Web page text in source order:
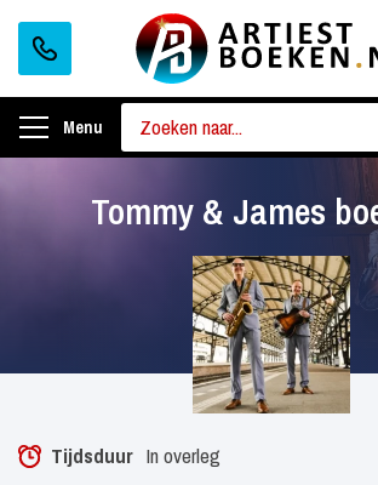
Menu
Tommy & James
Tijdsduur In overleg